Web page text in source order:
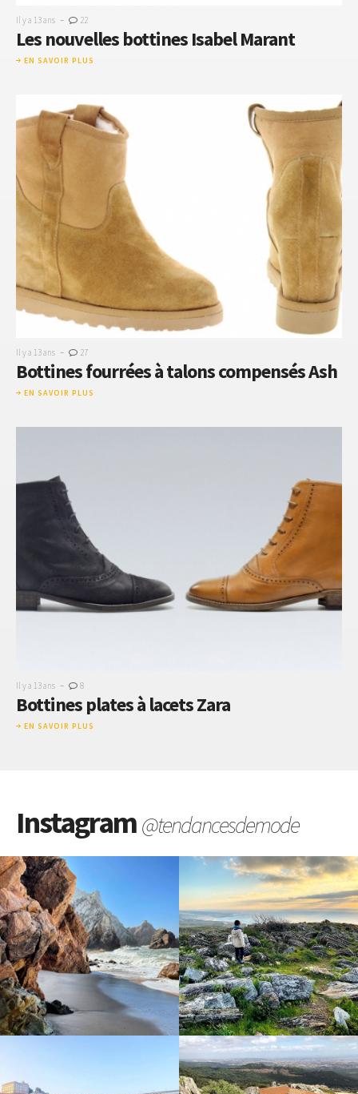
Il y a 13 ans - 22
Les nouvelles bottines Isabel Marant
EN SAVOIR PLUS
Il y a 13 ans - 27
Bottines fourrées à talons compensés Ash
EN SAVOIR PLUS
Il y a 13 ans - 8
Bottines plates à lacets Zara
EN SAVOIR PLUS
Instagram@tendancesdemode